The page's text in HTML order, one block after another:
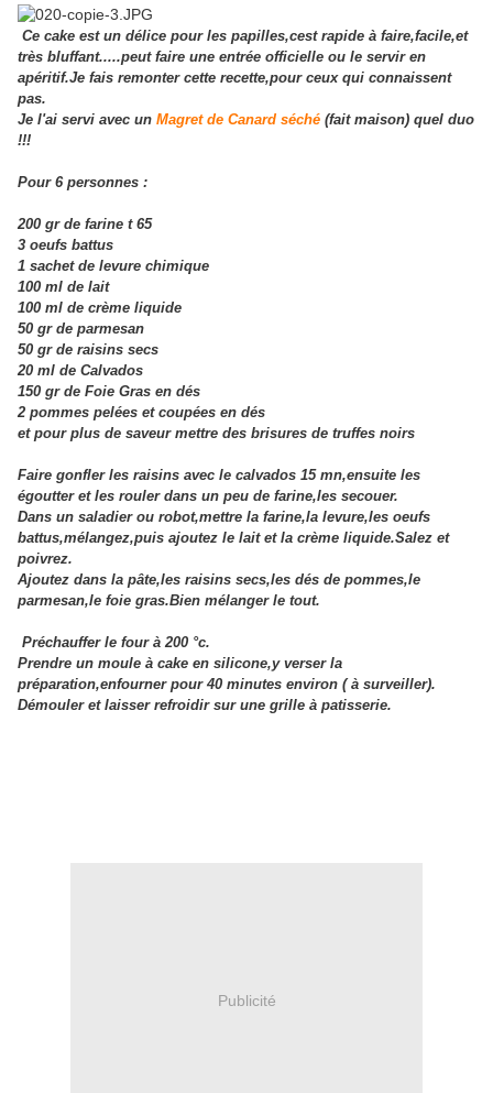
Ce cake est un délice pour les papilles,cest rapide à faire,facile,et
très bluffant.....peut faire une entrée officielle ou le servir en
apéritif.Je fais remonter cette recette,pour ceux qui connaissent
pas.
Je l'ai servi avec un Magret de Canard séché (fait maison) quel duo
!!!
Pour 6 personnes :
200 gr de farine t 65
3 oeufs battus
1 sachet de levure chimique
100 ml de lait
100 ml de crème liquide
50 gr de parmesan
50 gr de raisins secs
20 ml de Calvados
150 gr de Foie Gras en dés
2 pommes pelées et coupées en dés
et pour plus de saveur mettre des brisures de truffes noirs
Faire gonfler les raisins avec le calvados 15 mn,ensuite les
égoutter et les rouler dans un peu de farine,les secouer.
Dans un saladier ou robot,mettre la farine,la levure,les oeufs
battus,mélangez,puis ajoutez le lait et la crème liquide.Salez et
poivrez.
Ajoutez dans la pâte,les raisins secs,les dés de pommes,le
parmesan,le foie gras.Bien mélanger le tout.
Préchauffer le four à 200 °c.
Prendre un moule à cake en silicone,y verser la
préparation,enfourner pour 40 minutes environ ( à surveiller).
Démouler et laisser refroidir sur une grille à patisserie.
Publicité